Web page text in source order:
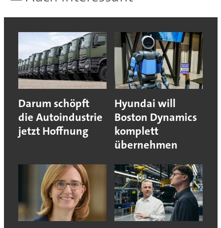
Darum schöpft
die Autoindustrie
jetzt Hoffnung
Hyundai will
Boston Dynamics
komplett
übernehmen